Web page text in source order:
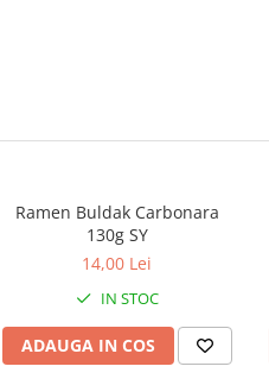
Ramen Buldak Carbonara
130g SY
14,00 Lei
IN STOC
ADAUGA IN COS